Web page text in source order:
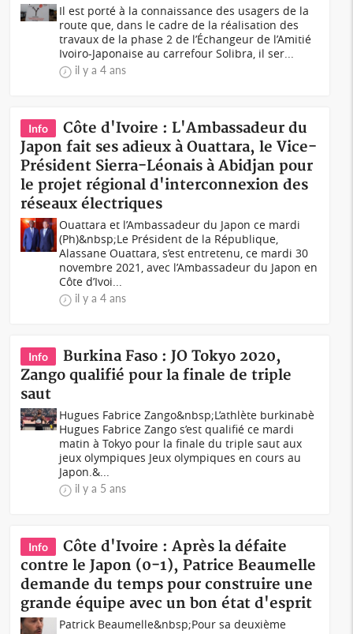
Il est porté à la connaissance des usagers de la
route que, dans le cadre de la réalisation des
travaux de la phase 2 de l’Échangeur de l’Amitié
Ivoiro-Japonaise au carrefour Solibra, il ser...
il y a 4 ans
Info
Côte d'Ivoire : L'Ambassadeur du
Japon fait ses adieux à Ouattara, le Vice-
Président Sierra-Léonais à Abidjan pour
le projet régional d'interconnexion des
réseaux électriques
Ouattara et l’Ambassadeur du Japon ce mardi
(Ph)&nbsp;Le Président de la République,
Alassane Ouattara, s’est entretenu, ce mardi 30
novembre 2021, avec l’Ambassadeur du Japon en
Côte d’Ivoi...
il y a 4 ans
Info
Burkina Faso : JO Tokyo 2020,
Zango qualifié pour la finale de triple
saut
Hugues Fabrice Zango&nbsp;L’athlète burkinabè
Hugues Fabrice Zango s’est qualifié ce mardi
matin à Tokyo pour la finale du triple saut aux
jeux olympiques Jeux olympiques en cours au
Japon.&...
il y a 5 ans
Info
Côte d'Ivoire : Après la défaite
contre le Japon (0-1), Patrice Beaumelle
demande du temps pour construire une
grande équipe avec un bon état d'esprit
Patrick Beaumelle&nbsp;Pour sa deuxième